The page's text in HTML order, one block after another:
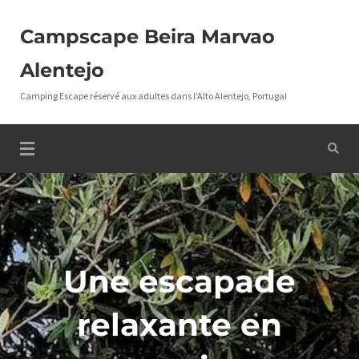
Campscape Beira Marvao
Alentejo
Camping Escape réservé aux adultes dans l'Alto Alentejo, Portugal
Une escapade
relaxante en